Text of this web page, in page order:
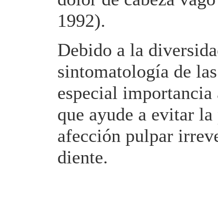
1992).
Debido a la
sintomatología de
especial
que ayude a evitar
afección pulpar
diente.